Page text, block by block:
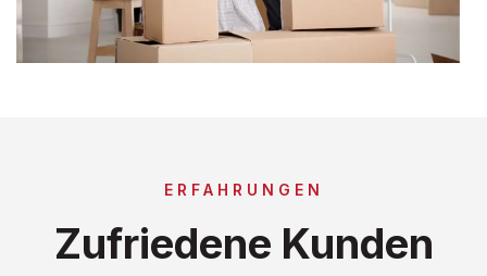
ERFAHRUNGEN
Zufriedene Kunden